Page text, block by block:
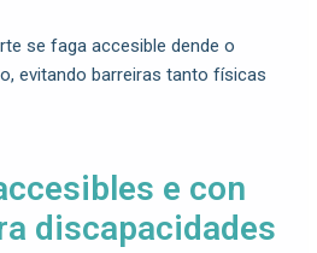
se faga accesible dende o
evitando barreiras tanto físicas
e con
discapacidades